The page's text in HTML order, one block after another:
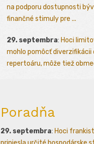
na podporu dostupnosti
finančné stimuly pre ...
29. septembra: Hoci
mohlo pomôcť diverzifikácii
repertoáru, môže tiež
Poradňa
29. septembra: Hoci